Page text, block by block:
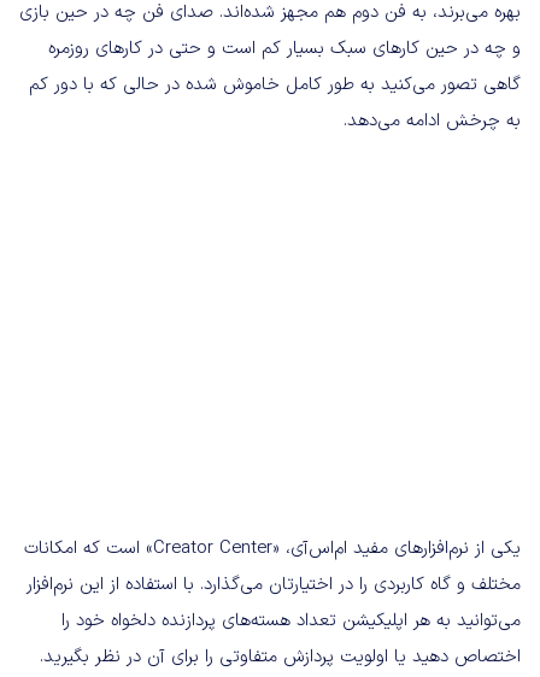
بهره می‌برند‌، به فن دوم هم مجهز شده‌اند. صدای فن چه در حین بازی
و چه در حین کارهای سبک بسیار کم است و حتی در کارهای روزمره
گاهی تصور می‌کنید به طور کامل خاموش شده در حالی که با دور کم
به چرخش ادامه می‌دهد.
یکی از نرم‌افزارهای مفید ام‌اس‌آی، «Creator Center» است که امکانات
مختلف و گاه کاربردی را در اختیارتان می‌گذارد. با استفاده از این نرم‌افزار
می‌توانید به هر اپلیکیشن تعداد هسته‌های پردازنده دلخواه خود را
اختصاص دهید یا اولویت پردازش متفاوتی را برای آن در نظر بگیرید.